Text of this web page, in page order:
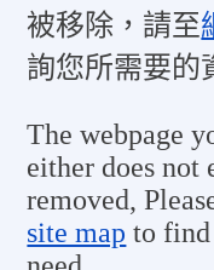
被移除，請至
詢您所需要的
The webpage
either does not
removed,
site map to